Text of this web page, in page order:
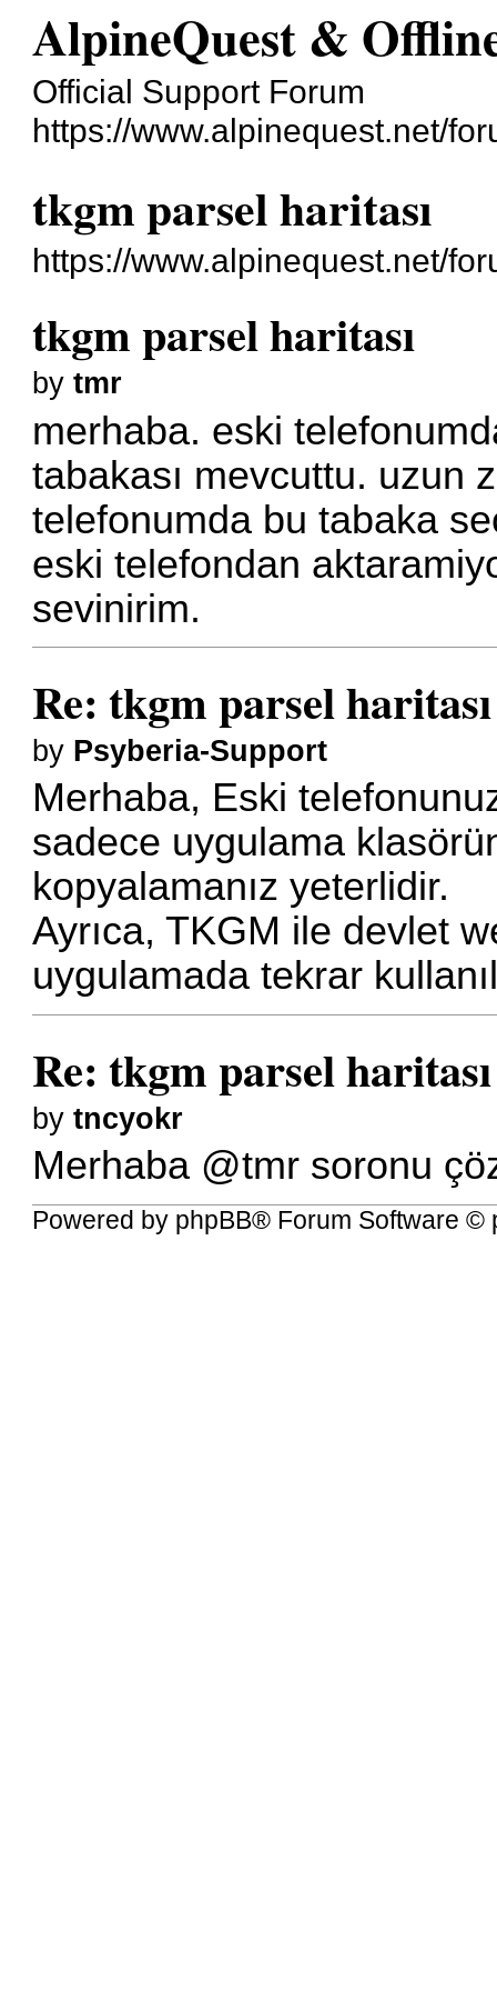
AlpineQuest &
Official Support Forum
https://www.alpinequest.net/
tkgm parsel haritası
https://www.alpinequest.net/
tkgm parsel haritası
bytmr
merhaba. eski
tabakası mevcuttu. uzun
telefonumda bu tabaka
eski telefondan
sevinirim.
Re: tkgm parsel haritası
by Psyberia-Support
Merhaba, Eski
sadece uygulama
kopyalamanız yeterlidir.
Ayrıca, TKGM ile devlet
uygulamada tekrar
Re: tkgm parsel haritası
bytncyokr
Merhaba @tmr soronu
Powered by phpBB® Forum Software ©